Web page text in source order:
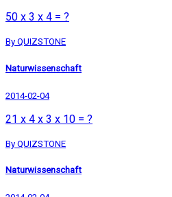
50 x 3 x 4 = ?
By QUIZSTONE
Naturwissenschaft
2014-02-04
21 x 4 x 3 x 10 = ?
By QUIZSTONE
Naturwissenschaft